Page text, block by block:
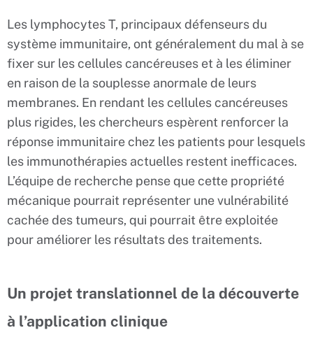
Les lymphocytes T, principaux défenseurs du
système immunitaire, ont généralement du mal à se
fixer sur les cellules cancéreuses et à les éliminer
en raison de la souplesse anormale de leurs
membranes. En rendant les cellules cancéreuses
plus rigides, les chercheurs espèrent renforcer la
réponse immunitaire chez les patients pour lesquels
les immunothérapies actuelles restent inefficaces.
L’équipe de recherche pense que cette propriété
mécanique pourrait représenter une vulnérabilité
cachée des tumeurs, qui pourrait être exploitée
pour améliorer les résultats des traitements.
Un projet translationnel de la découverte
à l’application clinique